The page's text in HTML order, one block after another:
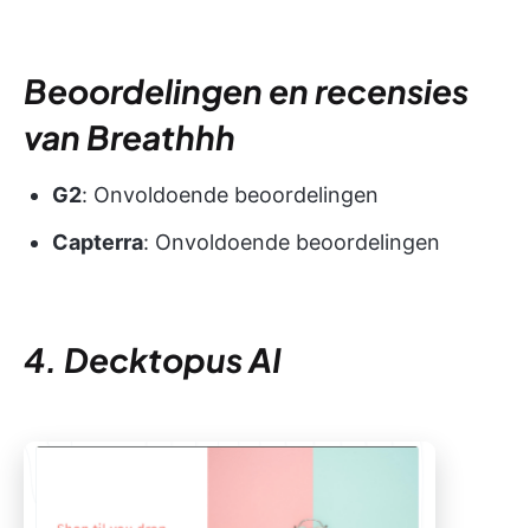
Beoordelingen en recensies
van Breathhh
G2: Onvoldoende beoordelingen
Capterra: Onvoldoende beoordelingen
4. Decktopus AI